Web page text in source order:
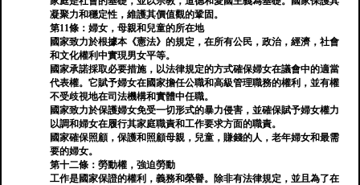
凝聚力和穩定性，維護其價值觀的鞏固。
第11條：婦女，母親和兒童的所在地
國家致力於根據本《憲法》的規定，在所有公民，政治，經濟，社會
和文化權利中實現男女平等。
國家承諾採取必要措施，以法律規定的方式確保婦女在議會中的適當
代表權。它賦予婦女在國家擔任公職和高級管理職務的權利，並有權
不受歧視地在司法機構和實體中任職。
國家致力於保護婦女免受一切形式的暴力侵害，並確保賦予婦女權力
以調和婦女在履行其家庭職責和工作要求方面的職責。
國家確保照顧，保護和照顧母親，兒童，賺錢的人，老年婦女和最需
要的婦女。
第十二條：勞動權，強迫勞動
工作是國家保證的權利，義務和榮譽。除非有法律規定，並且為了在